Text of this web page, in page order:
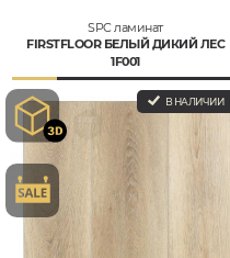
SPC ламинат
FIRSTFLOOR БЕЛЫЙ ДИКИЙ ЛЕС
1F001
В НАЛИЧИИ